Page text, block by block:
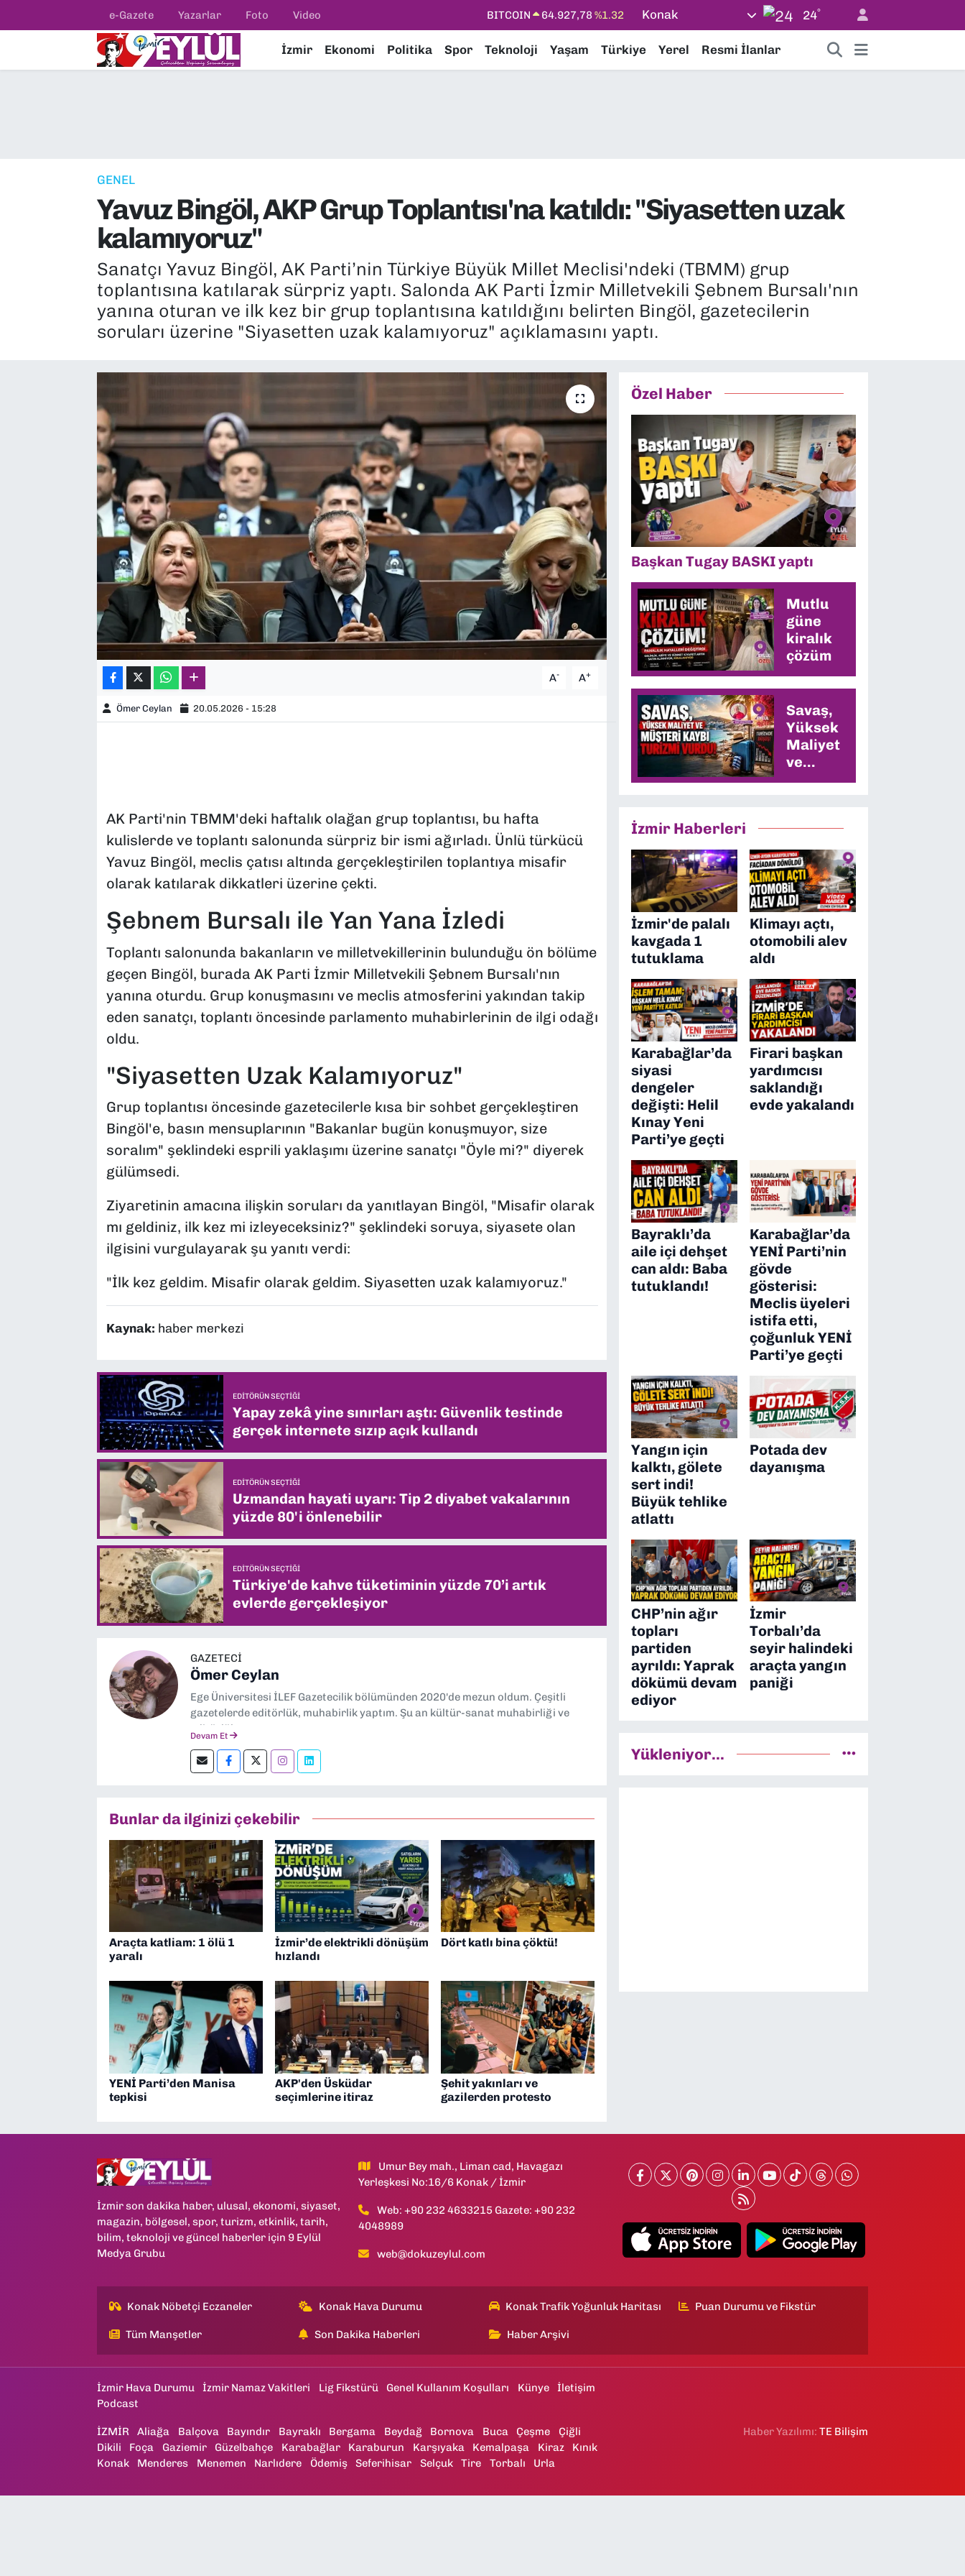
e-Gazete Yazarlar Foto Video DOLAR 47,5894%0.08
STERLİN
64,1581%0.16
Konak 24°
İzmir Ekonomi Politika Spor Teknoloji Yaşam Türkiye Yerel Resmi İlanlar
GENEL
Yavuz Bingöl, AKP Grup Toplantısı'na katıldı: "Siyasetten uzak
kalamıyoruz"
Sanatçı Yavuz Bingöl, AK Parti’nin Türkiye Büyük Millet Meclisi'ndeki (TBMM) grup
toplantısına katılarak sürpriz yaptı. Salonda AK Parti İzmir Milletvekili Şebnem Bursalı'nın
yanına oturan ve ilk kez bir grup toplantısına katıldığını belirten Bingöl, gazetecilerin
soruları üzerine "Siyasetten uzak kalamıyoruz" açıklamasını yaptı.
A- A+
Ömer Ceylan 20.05.2026 - 15:28
AK Parti'nin TBMM'deki haftalık olağan grup toplantısı, bu hafta
kulislerde ve toplantı salonunda sürpriz bir ismi ağırladı. Ünlü türkücü
Yavuz Bingöl, meclis çatısı altında gerçekleştirilen toplantıya misafir
olarak katılarak dikkatleri üzerine çekti.
Şebnem Bursalı ile Yan Yana İzledi
Toplantı salonunda bakanların ve milletvekillerinin bulunduğu ön bölüme
geçen Bingöl, burada AK Parti İzmir Milletvekili Şebnem Bursalı'nın
yanına oturdu. Grup konuşmasını ve meclis atmosferini yakından takip
eden sanatçı, toplantı öncesinde parlamento muhabirlerinin de ilgi odağı
oldu.
"Siyasetten Uzak Kalamıyoruz"
Grup toplantısı öncesinde gazetecilerle kısa bir sohbet gerçekleştiren
Bingöl'e, basın mensuplarının "Bakanlar bugün konuşmuyor, size
soralım" şeklindeki esprili yaklaşımı üzerine sanatçı "Öyle mi?" diyerek
gülümsedi.
Ziyaretinin amacına ilişkin soruları da yanıtlayan Bingöl, "Misafir olarak
mı geldiniz, ilk kez mi izleyeceksiniz?" şeklindeki soruya, siyasete olan
ilgisini vurgulayarak şu yanıtı verdi:
"İlk kez geldim. Misafir olarak geldim. Siyasetten uzak kalamıyoruz."
Kaynak: haber merkezi
EDITÖRÜN SEÇTIĞI
Yapay zekâ yine sınırları aştı: Güvenlik testinde
gerçek internete sızıp açık kullandı
EDITÖRÜN SEÇTIĞI
Uzmandan hayati uyarı: Tip 2 diyabet vakalarının
yüzde 80'i önlenebilir
EDITÖRÜN SEÇTIĞI
Türkiye'de kahve tüketiminin yüzde 70’i artık
evlerde gerçekleşiyor
GAZETECİ
Ömer Ceylan
Ege Üniversitesi İLEF Gazetecilik bölümünden 2020'de mezun oldum. Çeşitli
gazetelerde editörlük, muhabirlik yaptım. Şu an kültür-sanat muhabirliği ve
editörlük yapıyorum.
Devam Et
Bunlar da ilginizi çekebilir
Araçta katliam: 1 ölü 1
yaralı
İzmir’de elektrikli dönüşüm
hızlandı
Dört katlı bina çöktü!
YENİ Parti’den Manisa
tepkisi
AKP'den Üsküdar
seçimlerine itiraz
Şehit yakınları ve
gazilerden protesto
Özel Haber
Başkan Tugay BASKI yaptı
Mutlu
güne
kiralık
çözüm
Savaş,
Yüksek
Maliyet
ve
Müşteri
Vurdu
İzmir Haberleri
İzmir'de palalı
kavgada 1
tutuklama
Klimayı açtı,
otomobili alev
aldı
Karabağlar’da
siyasi
dengeler
değişti: Helil
Kınay Yeni
Parti’ye geçti
Firari başkan
yardımcısı
saklandığı
evde yakalandı
Bayraklı’da
aile içi dehşet
can aldı: Baba
tutuklandı!
Karabağlar’da
YENİ Parti’nin
gövde
gösterisi:
Meclis üyeleri
istifa etti,
çoğunluk YENİ
Parti’ye geçti
Yangın için
kalktı, gölete
sert indi!
Büyük tehlike
atlattı
Potada dev
dayanışma
CHP’nin ağır
topları
partiden
ayrıldı: Yaprak
dökümü devam
ediyor
İzmir
Torbalı’da
seyir halindeki
araçta yangın
paniği
Yükleniyor...
İzmir son dakika haber, ulusal, ekonomi, siyaset,
magazin, bölgesel, spor, turizm, etkinlik, tarih,
bilim, teknoloji ve güncel haberler için 9 Eylül
Medya Grubu
Umur Bey mah., Liman cad, Havagazı
Yerleşkesi No:16/6 Konak / İzmir
Web: +90 232 4633215 Gazete: +90 232
4048989
web@dokuzeylul.com
Konak Nöbetçi Eczaneler Konak Hava Durumu Konak Trafik Yoğunluk Haritası Puan Durumu ve Fikstür
Tüm Manşetler Son Dakika Haberleri Haber Arşivi
İzmir Hava Durumu İzmir Namaz Vakitleri Lig Fikstürü Genel Kullanım Koşulları Künye
İletişim
Podcast
İZMİR Aliağa Balçova Bayındır Bayraklı Bergama Beydağ Bornova Buca Çeşme
Çiğli
Dikili
Foça Gaziemir Güzelbahçe Karabağlar Karaburun Karşıyaka Kemalpaşa Kiraz
Kınık
Konak
Menderes Menemen Narlıdere Ödemiş Seferihisar Selçuk Tire Torbalı Urla
Haber Yazılımı:TE Bilişim
Resmi İlanlar
EKONOMİ
KÜLTÜR SANAT
MAGAZİN
POLİTİKA
TEKNOLOJİ
YEREL YÖNETİMLER
Konak Nöbetçi Eczaneler
Tüm Manşetler
Son Dakika Haberleri
Haber Arşivi